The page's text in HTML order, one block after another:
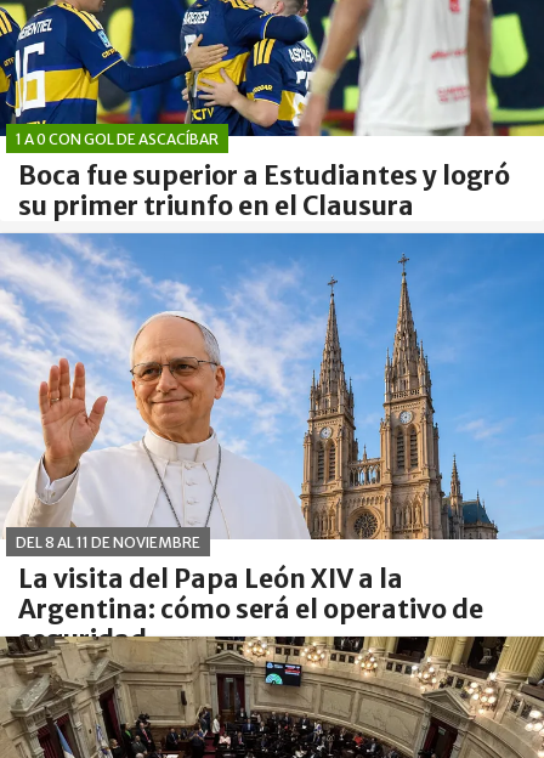
1 A 0 CON GOL DE ASCACÍBAR
Boca fue superior a Estudiantes y logró
su primer triunfo en el Clausura
DEL 8 AL 11 DE NOVIEMBRE
La visita del Papa León XIV a la
Argentina: cómo será el operativo de
seguridad